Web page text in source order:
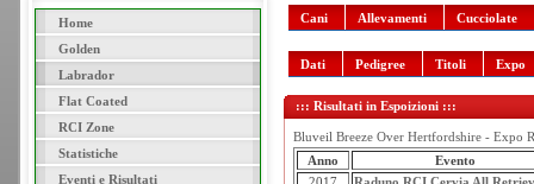
Home
Golden
Labrador
Flat Coated
RCI Zone
Statistiche
Eventi e Risultati
Cani Allevamenti Cucciolate
Dati Pedigree Titoli Expo
::: Risultati in Espoizioni :::
Bluveil Breeze Over Hertfordshire - Expo
Anno
Evento